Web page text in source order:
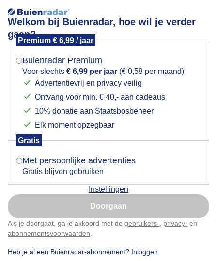
Welkom bij Buienradar, hoe wil je verder
gaan?
Premium € 6,99 / jaar
Buienradar Premium
Voor slechts € 6,99 per jaar (€ 0,58 per maand)
Advertentievrij en privacy veilig
Ontvang voor min. € 40,- aan cadeaus
10% donatie aan Staatsbosbeheer
Elk moment opzegbaar
Gratis
Met persoonlijke advertenties
Gratis blijven gebruiken
Instellingen
Doorgaan
Als je doorgaat, ga je akkoord met de gebruikers- privacy- en
abonnementsvoorwaarden
Heb je al een Buienradar-abonnement? Inloggen
Prachtige lucht
Mogen we je locatie gebruiken voor het
Indien je hier nog geen akkoord op hebt gegeven,
verschijnt er zo een pop-up uit je browser waarin
Is goed, toon de popup
Nu niet, misschien later
Klik hierom dit aan te passen